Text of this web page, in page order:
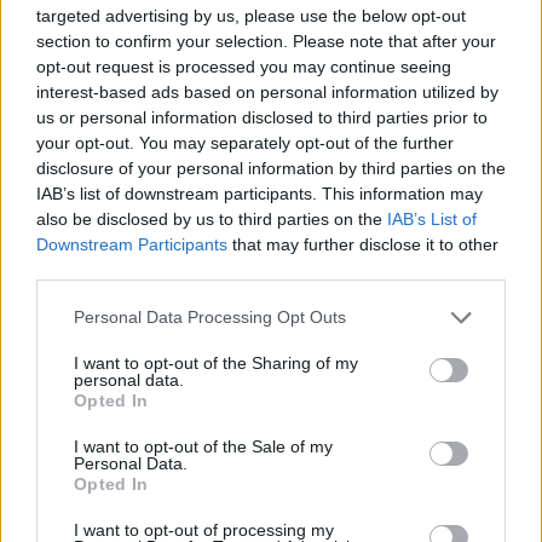
targeted advertising by us, please use the below opt-out
section to confirm your selection. Please note that after your
opt-out request is processed you may continue seeing
interest-based ads based on personal information utilized by
us or personal information disclosed to third parties prior to
your opt-out. You may separately opt-out of the further
disclosure of your personal information by third parties on the
IAB’s list of downstream participants. This information may
also be disclosed by us to third parties on the IAB’s List of
Downstream Participants that may further disclose it to other
Personal Data Processing Opt Outs
I want to opt-out of the Sharing of my
personal data.
Opted In
I want to opt-out of the Sale of my
Personal Data.
Opted In
I want to opt-out of processing my
Esim for USA|Esim for Italy| Esim for Spain|Esim